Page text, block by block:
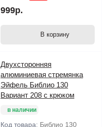
999р.
В корзину
Двухсторонняя
алюминиевая стремянка
Эйфель Библио 130
Вариант 208 с крюком
в наличии
Код товара: Библио 130